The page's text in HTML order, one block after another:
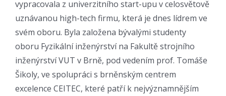
vypracovala z univerzitního start-upu v celosvětově
uznávanou high-tech firmu, která je dnes lídrem ve
svém oboru. Byla založena bývalými studenty
oboru Fyzikální inženýrství na Fakultě strojního
inženýrství VUT v Brně, pod vedením prof. Tomáše
Šikoly, ve spolupráci s brněnským centrem
excelence CEITEC, které patří k nejvýznamnějším